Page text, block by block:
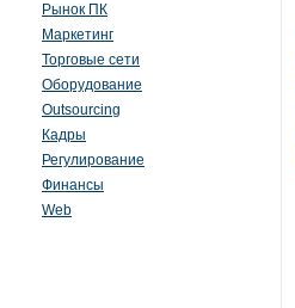
Рынок ПК
Маркетинг
Торговые сети
Оборудование
Outsourcing
Кадры
Регулирование
Финансы
Web